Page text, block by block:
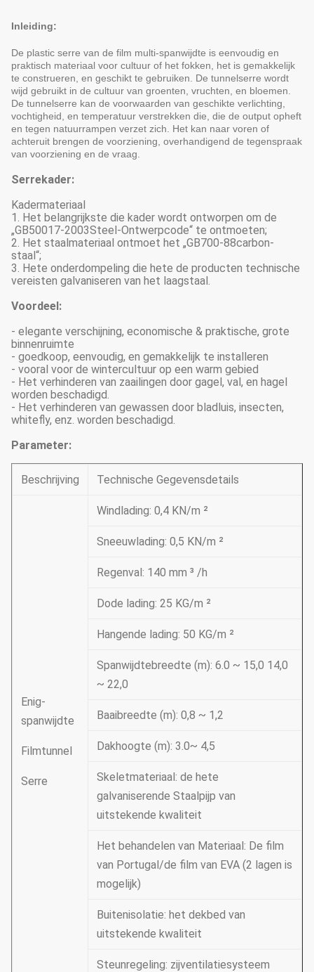
Inleiding:
De plastic serre van de film multi-spanwijdte is eenvoudig en
praktisch materiaal voor cultuur of het fokken, het is gemakkelijk
te construeren, en geschikt te gebruiken. De tunnelserre wordt
wijd gebruikt in de cultuur van groenten, vruchten, en bloemen.
De tunnelserre kan de voorwaarden van geschikte verlichting,
vochtigheid, en temperatuur verstrekken die, die de output opheft
en tegen natuurrampen verzet zich. Het kan naar voren of
achteruit brengen de voorziening, overhandigend de tegenspraak
van voorziening en de vraag.
Serrekader:
Kadermateriaal
1. Het belangrijkste die kader wordt ontworpen om de
„GB50017-2003Steel-Ontwerpcode“ te ontmoeten;
2. Het staalmateriaal ontmoet het „GB700-88carbon-
staal“;
3. Hete onderdompeling die hete de producten technische
vereisten galvaniseren van het laagstaal.
Voordeel:
- elegante verschijning, economische & praktische, grote
binnenruimte
- goedkoop, eenvoudig, en gemakkelijk te installeren
- vooral voor de wintercultuur op een warm gebied
- Het verhinderen van zaailingen door gagel, val, en hagel
worden beschadigd.
- Het verhinderen van gewassen door bladluis, insecten,
whitefly, enz. worden beschadigd.
Parameter:
Beschrijving Technische Gegevensdetails
Enig-
spanwijdte
Filmtunnel
Serre
Windlading: 0,4 KN/m ²
Sneeuwlading: 0,5 KN/m ²
Regenval: 140 mm ³ /h
Dode lading: 25 KG/m ²
Hangende lading: 50 KG/m ²
Spanwijdtebreedte (m): 6.0 ~ 15,0 14,0
~ 22,0
Baaibreedte (m): 0,8 ~ 1,2
Dakhoogte (m): 3.0~ 4,5
Skeletmateriaal: de hete
galvaniserende Staalpijp van
uitstekende kwaliteit
Het behandelen van Materiaal: De film
van Portugal/de film van EVA (2 lagen is
mogelijk)
Buitenisolatie: het dekbed van
uitstekende kwaliteit
Steunregeling: zijventilatiesysteem